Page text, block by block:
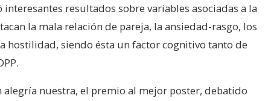
resultados sobre variables asociadas a la
la mala relación de pareja, la ansiedad-rasgo, los
hostilidad, siendo ésta un factor cognitivo tanto de
alegría nuestra, el premio al mejor poster, debatido